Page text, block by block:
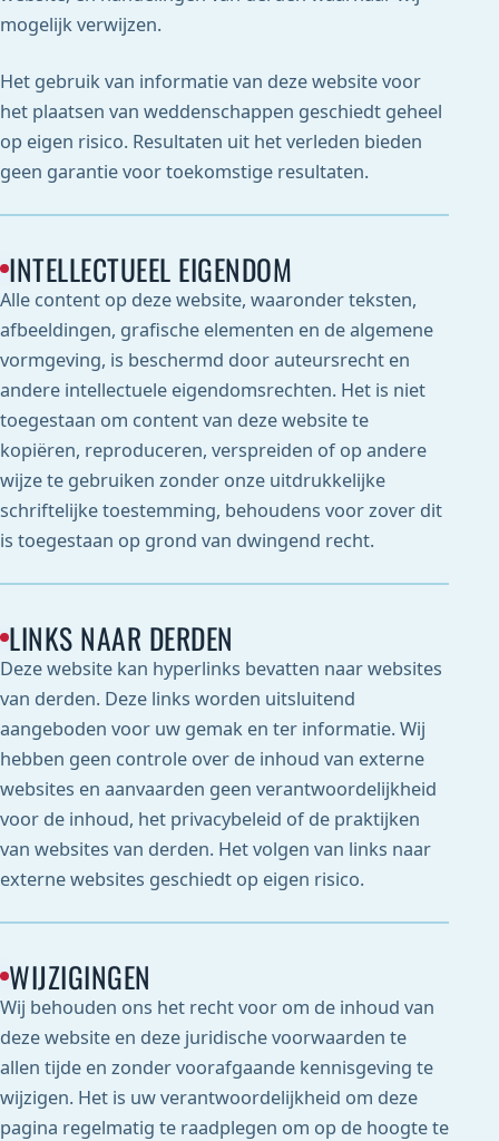
mogelijk verwijzen.
Het gebruik van informatie van deze website voor
het plaatsen van weddenschappen geschiedt geheel
op eigen risico. Resultaten uit het verleden bieden
geen garantie voor toekomstige resultaten.
INTELLECTUEEL EIGENDOM
Alle content op deze website, waaronder teksten,
afbeeldingen, grafische elementen en de algemene
vormgeving, is beschermd door auteursrecht en
andere intellectuele eigendomsrechten. Het is niet
toegestaan om content van deze website te
kopiëren, reproduceren, verspreiden of op andere
wijze te gebruiken zonder onze uitdrukkelijke
schriftelijke toestemming, behoudens voor zover dit
is toegestaan op grond van dwingend recht.
LINKS NAAR DERDEN
Deze website kan hyperlinks bevatten naar websites
van derden. Deze links worden uitsluitend
aangeboden voor uw gemak en ter informatie. Wij
hebben geen controle over de inhoud van externe
websites en aanvaarden geen verantwoordelijkheid
voor de inhoud, het privacybeleid of de praktijken
van websites van derden. Het volgen van links naar
externe websites geschiedt op eigen risico.
WIJZIGINGEN
Wij behouden ons het recht voor om de inhoud van
deze website en deze juridische voorwaarden te
allen tijde en zonder voorafgaande kennisgeving te
wijzigen. Het is uw verantwoordelijkheid om deze
pagina regelmatig te raadplegen om op de hoogte te